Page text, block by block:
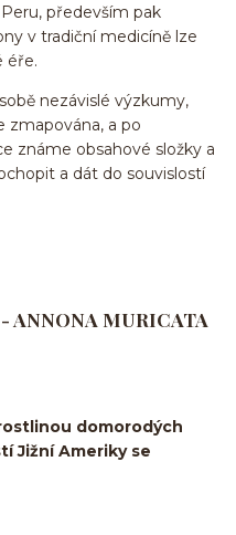
především pak
v tradiční medicíně lze
éře.
nezávislé výzkumy,
zmapována, a po
známe obsahové složky a
a dát do souvislostí
ANNONA MURICATA
domorodých
Jižní Ameriky se